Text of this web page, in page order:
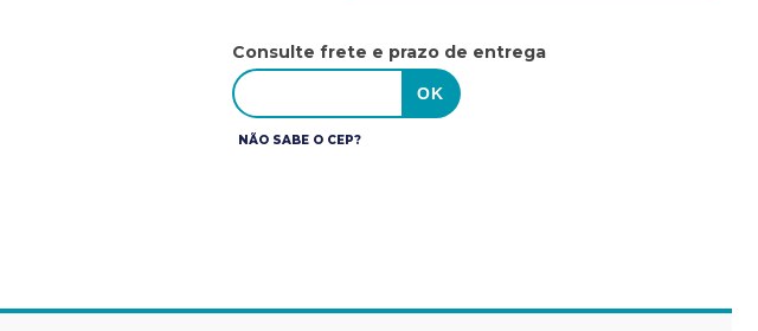
Consulte frete e prazo de entrega
NÃO SABE O CEP?